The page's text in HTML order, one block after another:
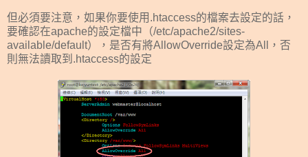
但必須要注意，如果你要使用.htaccess的檔案去設定的話，
要確認在apache的設定檔中（/etc/apache2/sites-
available/default），是否有將AllowOverride設定為All，否
則無法讀取到.htaccess的設定